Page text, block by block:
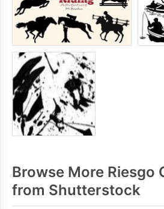
Browse More Riesgo
from Shutterstock